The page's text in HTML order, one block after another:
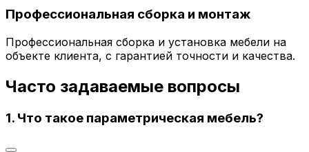
Профессиональная сборка и монтаж
Профессиональная сборка и установка мебели на
объекте клиента, с гарантией точности и качества.
Часто задаваемые вопросы
1. Что такое параметрическая мебель?